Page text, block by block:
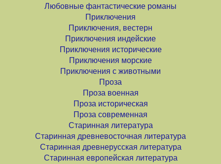
Любовные фантастические романы
Приключения
Приключения, вестерн
Приключения индейские
Приключения исторические
Приключения морские
Приключения с животными
Проза
Проза военная
Проза историческая
Проза современная
Старинная литература
Старинная древневосточная литература
Старинная древнерусская литература
Старинная европейская литература